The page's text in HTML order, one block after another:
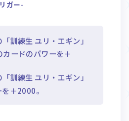
ガー-
訓練生 ユリ・エギン」
ードのパワーを＋
訓練生 ユリ・エギン」
＋2000。